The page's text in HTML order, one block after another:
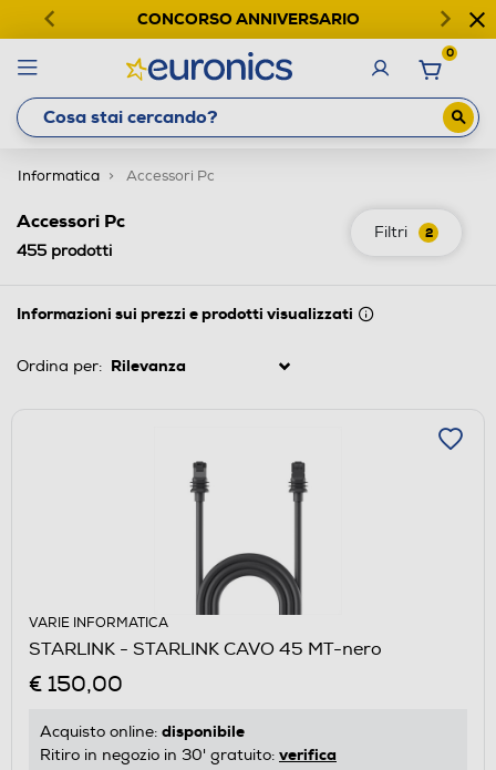
CONCORSO ANNIVERSARIO
0
Informatica Accessori Pc
Filtri 2
Accessori Pc
455 prodotti
Informazioni sui prezzi e prodotti visualizzati
Ordina per:
VARIE INFORMATICA
STARLINK - STARLINK CAVO 45 MT-nero
€ 150,00
Acquisto online: disponibile
Ritiro in negozio in 30' gratuito: verifica